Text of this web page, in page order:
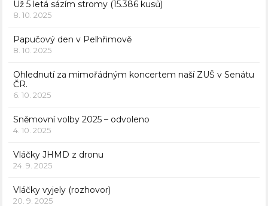
Už 5 letá sázím stromy (15.386 kusů)
8. 10. 2025
Papučový den v Pelhřimově
8. 10. 2025
Ohlednutí za mimořádným koncertem naší ZUŠ v Senátu
ČR.
6. 10. 2025
Sněmovní volby 2025 – odvoleno
4. 10. 2025
Vláčky JHMD z dronu
24. 9. 2025
Vláčky vyjely (rozhovor)
20. 9. 2025